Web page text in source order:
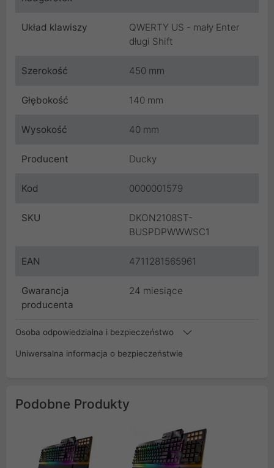
Układ klawiszy
QWERTY US - mały Enter
długi Shift
Szerokość 450 mm
Głębokość 140 mm
Wysokość 40 mm
Producent Ducky
Kod 0000001579
SKU
DKON2108ST-
BUSPDPWWWSC1
EAN 4711281565961
Gwarancja
producenta
24 miesiące
Osoba odpowiedzialna i bezpieczeństwo
Uniwersalna informacja o bezpieczeństwie
Podobne Produkty